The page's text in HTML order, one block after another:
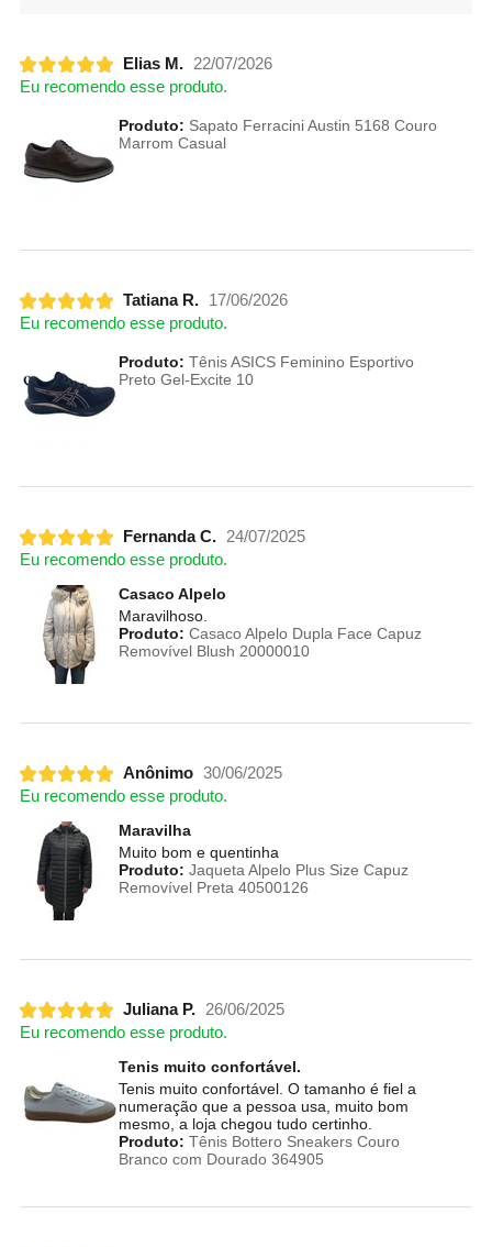
Elias M.
22/07/2026
Eu recomendo esse produto.
Produto: Sapato Ferracini Austin 5168 Couro
Marrom Casual
Tatiana R.
17/06/2026
Eu recomendo esse produto.
Produto: Tênis ASICS Feminino Esportivo
Preto Gel-Excite 10
Fernanda C.
24/07/2025
Eu recomendo esse produto.
Casaco Alpelo
Maravilhoso.
Produto: Casaco Alpelo Dupla Face Capuz
Removível Blush 20000010
Anônimo 30/06/2025
Eu recomendo esse produto.
Maravilha
Muito bom e quentinha
Produto: Jaqueta Alpelo Plus Size Capuz
Removível Preta 40500126
Juliana P.
26/06/2025
Eu recomendo esse produto.
Tenis muito confortável.
Tenis muito confortável. O tamanho é fiel a
numeração que a pessoa usa, muito bom
mesmo, a loja chegou tudo certinho.
Produto: Tênis Bottero Sneakers Couro
Branco com Dourado 364905